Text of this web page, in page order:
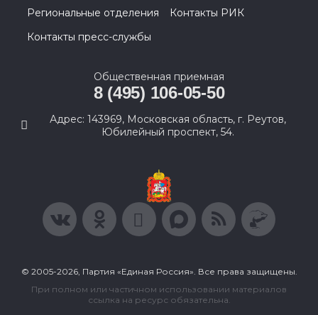
Региональные отделения
Контакты РИК
Контакты пресс-службы
Общественная приемная
8 (495) 106-05-50
Адрес: 143969, Московская область, г. Реутов,
Юбилейный проспект, 54.
© 2005-2026, Партия «Единая Россия». Все права защищены.
При полном или частичном использовании материалов
ссылка на ресурс обязательна.